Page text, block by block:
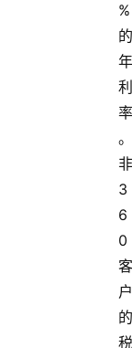
%
的
年
利
率
。
非
3
6
0
客
户
的
税